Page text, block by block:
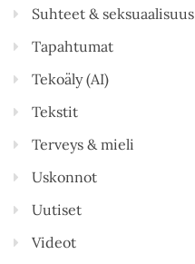
Suhteet & seksuaalisuus
Tapahtumat
Tekoäly (AI)
Tekstit
Terveys & mieli
Uskonnot
Uutiset
Videot